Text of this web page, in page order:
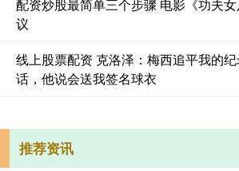
配资炒股最简单三个步骤 电影《功夫
议
线上股票配资 克洛泽：梅西追平我的
话，他说会送我签名球衣
推荐资讯